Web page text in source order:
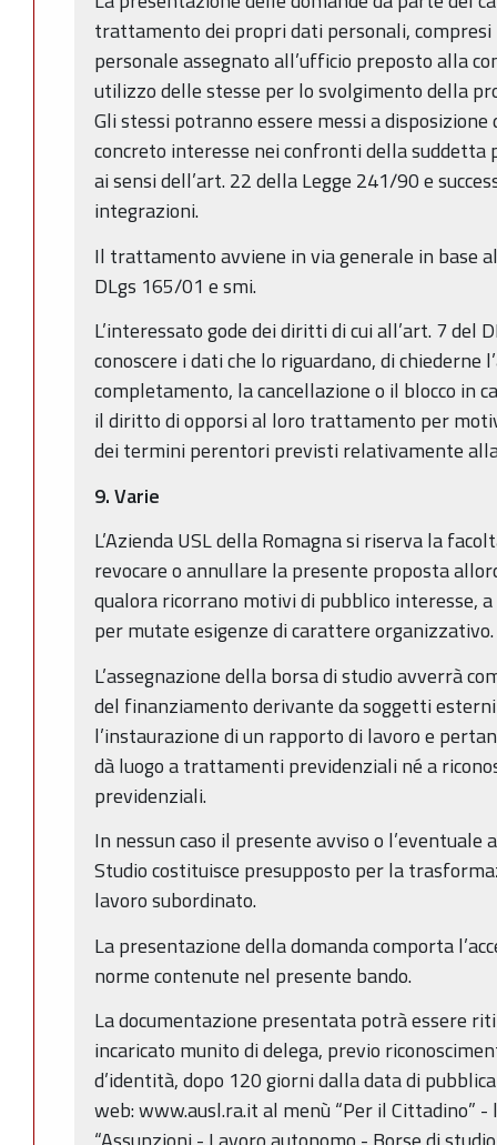
trattamento dei propri dati personali, compresi
personale assegnato all’ufficio preposto alla
utilizzo delle stesse per lo svolgimento della
Gli stessi potranno essere messi a
concreto interesse nei confronti della suddetta
ai sensi dell’art. 22 della Legge 241/90 e
integrazioni.
Il trattamento avviene in via generale in base
DLgs 165/01 e smi.
L’interessato gode dei diritti di cui all’art. 7 del
conoscere i dati che lo riguardano, di
completamento, la cancellazione o il blocco in
il diritto di opporsi al loro trattamento per
dei termini perentori previsti relativamente
9. Varie
L’Azienda USL della Romagna si riserva la
revocare o annullare la presente proposta
qualora ricorrano motivi di pubblico interesse,
per mutate esigenze di carattere organizzativo.
L’assegnazione della borsa di studio avverrà
del finanziamento derivante da soggetti
l’instaurazione di un rapporto di lavoro e
dà luogo a trattamenti previdenziali né a
previdenziali.
In nessun caso il presente avviso o l’eventuale
Studio costituisce presupposto per la
lavoro subordinato.
La presentazione della domanda comporta
norme contenute nel presente bando.
La documentazione presentata potrà essere
incaricato munito di delega, previo
d’identità, dopo 120 giorni dalla data di
web: www.ausl.ra.it al menù “Per il Cittadino” -